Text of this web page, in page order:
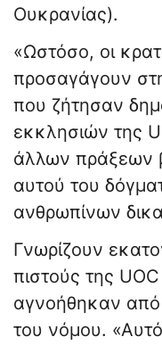
Ουκρανίας).
«Ωστόσο, οι
προσαγάγουν
που ζήτησαν
εκκλησιών της
άλλων πράξεων
αυτού του
ανθρωπίνων
Γνωρίζουν
πιστούς της
αγνοήθηκαν από
του νόμου.